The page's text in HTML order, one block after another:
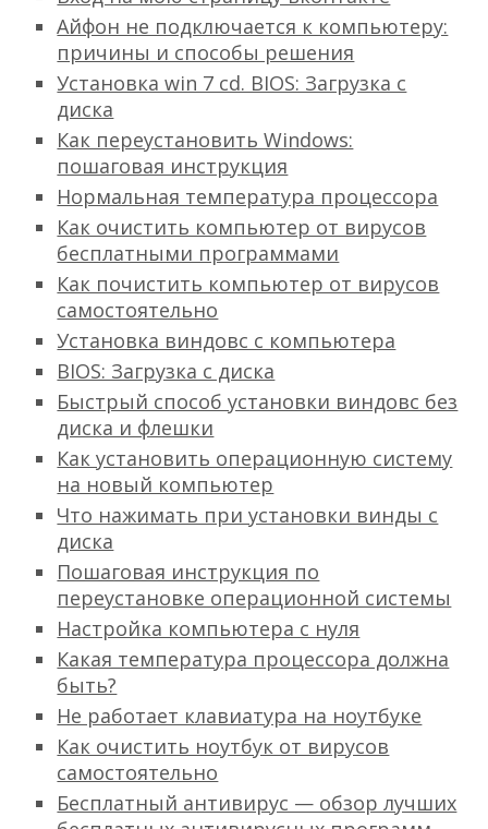
Айфон не подключается к компьютеру:
причины и способы решения
Установка win 7 cd. BIOS: Загрузка с
диска
Как переустановить Windows:
пошаговая инструкция
Нормальная температура процессора
Как очистить компьютер от вирусов
бесплатными программами
Как почистить компьютер от вирусов
самостоятельно
Установка виндовс с компьютера
BIOS: Загрузка с диска
Быстрый способ установки виндовс без
диска и флешки
Как установить операционную систему
на новый компьютер
Что нажимать при установки винды с
диска
Пошаговая инструкция по
переустановке операционной системы
Настройка компьютера с нуля
Какая температура процессора должна
быть?
Не работает клавиатура на ноутбуке
Как очистить ноутбук от вирусов
самостоятельно
Бесплатный антивирус — обзор лучших